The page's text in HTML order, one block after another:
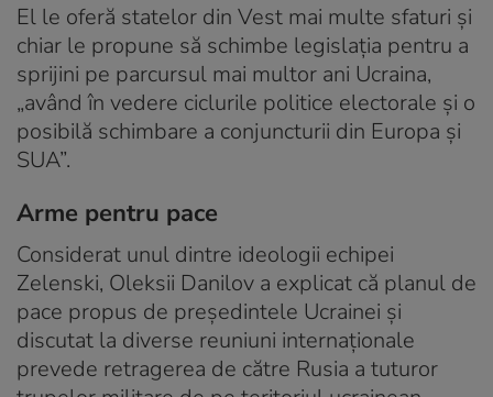
El le oferă statelor din Vest mai multe sfaturi și
chiar le propune să schimbe legislația pentru a
sprijini pe parcursul mai multor ani Ucraina,
„având în vedere ciclurile politice electorale și o
posibilă schimbare a conjuncturii din Europa și
SUA”.
Arme pentru pace
Considerat unul dintre ideologii echipei
Zelenski, Oleksii Danilov a explicat că planul de
pace propus de președintele Ucrainei și
discutat la diverse reuniuni internaționale
prevede retragerea de către Rusia a tuturor